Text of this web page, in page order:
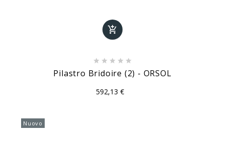

    
Pilastro Bridoire (2) - ORSOL
592,13 €
Nuovo